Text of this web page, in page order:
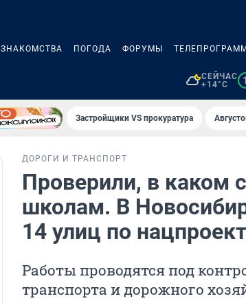
ЗНАКОМСТВА ПОГОДА ФОРУМЫ
СЕЙЧАС
+14°C
1
Застройщики VS прокуратура
ДОРОГИ И ТРАНСПОРТ
Проверили, в каком
школам. В
14 улиц по
Работы проводятся под
транспорта и дорожного